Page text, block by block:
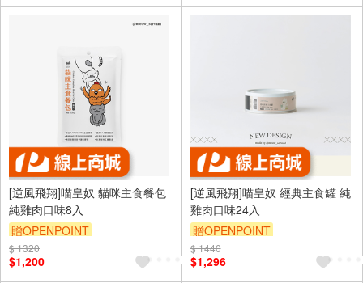
[逆風飛翔]喵皇奴 貓咪主食餐包
純雞肉口味8入
贈OPENPOINT
$ 1320
$1,200
[逆風飛翔]喵皇奴 經典主食罐 純
雞肉口味24入
贈OPENPOINT
$ 1440
$1,296